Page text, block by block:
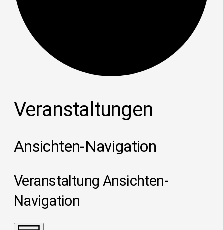
Veranstaltungen
Ansichten-Navigation
Veranstaltung Ansichten-
Navigation